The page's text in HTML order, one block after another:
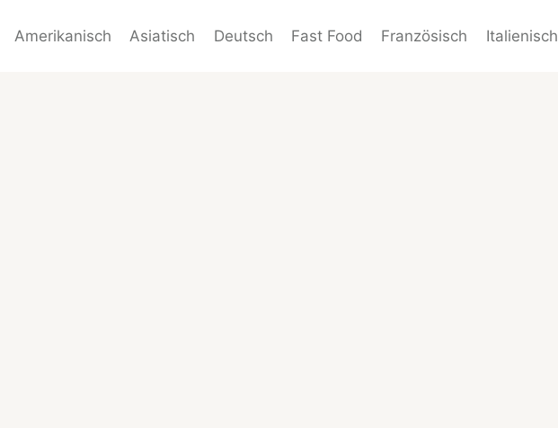
Amerikanisch Asiatisch Deutsch Fast Food Französisch Italienisch